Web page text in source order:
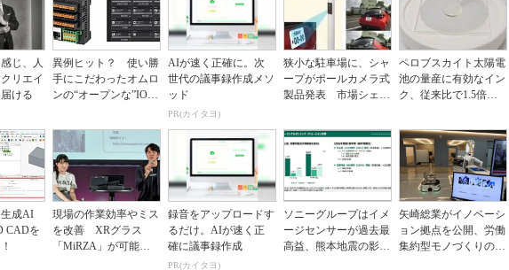
じ、人
リエイ
ける
異例ヒット？ 使い勝
手にこだわったオムロ
ンの“オープンな”IO-L
AIが速く正確に。次
世代の議事録作成メソ
ッド
PR(カイタヨ)
狭小な駐車場に、シャ
ープがポールカメラ式
製品発表 市場シェア
ペロブスカイト太陽電
池の量産に有効なイン
ク、従来比で1.5倍の
生成AI
CADを
現場の作業効率やミス
を改善 XRグラス
「MiRZA」が可能に
録音をアップロードす
るだけ。AIが速く正
確に議事録作成
PR(カイタヨ)
ソニーグループはイメ
ージセンサーが過去最
高益、熊本地震の影響
矢崎総業がイノベーシ
ョン拠点を公開、労働
集約型モノづくりのス